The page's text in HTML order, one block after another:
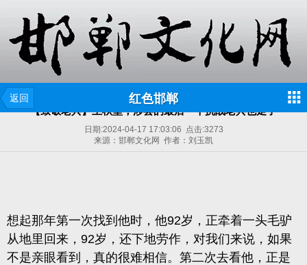
返回 红色邯郸
【致敬老兵】王秋堂，涉县的最后一个抗战老兵也走了
日期:2024-04-17 17:03:06 点击:3273
来源：邯郸文化网 作者：刘玉凯
想起那年第一次找到他时，他92岁，正牵着一头毛驴
从地里回来，92岁，还下地劳作，对我们来说，如果
不是亲眼看到，真的很难相信。第二次去看他，正是